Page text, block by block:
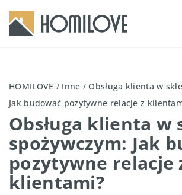
HOMILOVE / Inne / Obsługa klienta w
Jak budować pozytywne relacje z
Obsługa klienta w
spożywczym: Jak
pozytywne relacje
klientami?